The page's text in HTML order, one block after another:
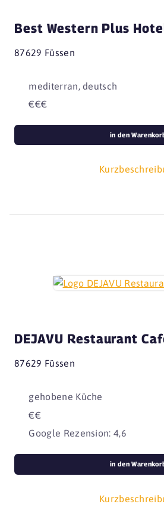
Best Western Plus
87629 Füssen
mediterran, deutsch
€€€
in den
DEJAVU Restaurant
87629 Füssen
gehobene Küche
€€
Google Rezension: 4,6
in den